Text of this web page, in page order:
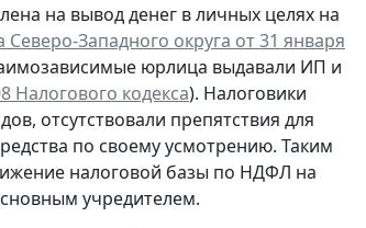
на вывод денег в личных целях на
Западного округа от 31 января
юрлица выдавали ИП и
Налогового кодекса). Налоговики
отсутствовали препятствия для
по своему усмотрению. Таким
налоговой базы по НДФЛ на
учредителем.